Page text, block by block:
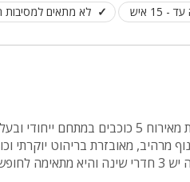
- 15 איש לא מתאים למסיבות
רוצים להתארח בוילה יוקרתית ? ליהנות
מרהיב, מאובזרת בריהוט יוקרתי
מפוארים.